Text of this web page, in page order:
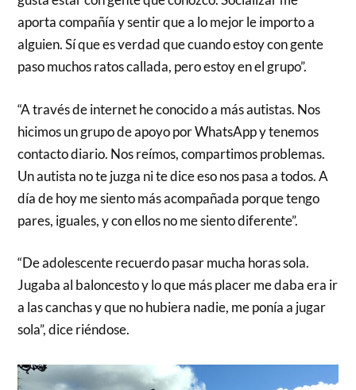
aporta compañía y sentir que a lo mejor le importo a
alguien. Sí que es verdad que cuando estoy con gente
paso muchos ratos callada, pero estoy en el grupo”.
“A través de internet he conocido a más autistas. Nos
hicimos un grupo de apoyo por WhatsApp y tenemos
contacto diario. Nos reímos, compartimos problemas.
Un autista no te juzga ni te dice eso nos pasa a todos. A
día de hoy me siento más acompañada porque tengo
pares, iguales, y con ellos no me siento diferente”.
“De adolescente recuerdo pasar mucha horas sola.
Jugaba al baloncesto y lo que más placer me daba era ir
a las canchas y que no hubiera nadie, me ponía a jugar
sola”, dice riéndose.